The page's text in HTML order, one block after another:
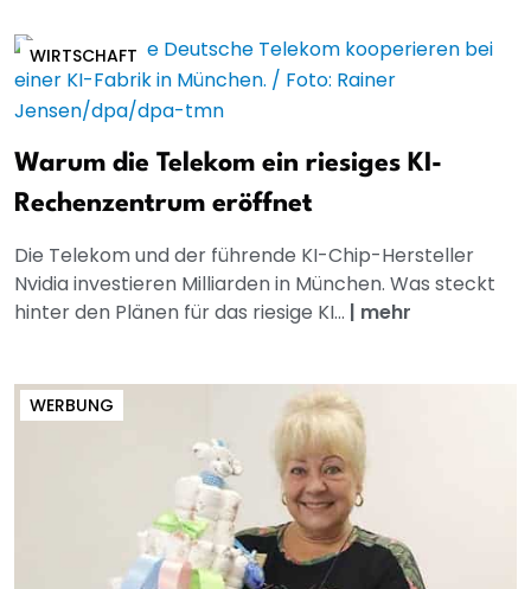
WIRTSCHAFT
Warum die Telekom ein riesiges KI-
Rechenzentrum eröffnet
Die Telekom und der führende KI-Chip-Hersteller
Nvidia investieren Milliarden in München. Was steckt
hinter den Plänen für das riesige KI... | mehr
WERBUNG